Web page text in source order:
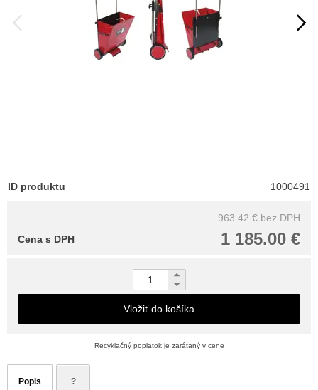
ID produktu 1000491
963.42 € bez DPH
1 185.00 €
Cena s DPH
Vložiť do košíka
Recyklačný poplatok je zarátaný v cene
Popis ?